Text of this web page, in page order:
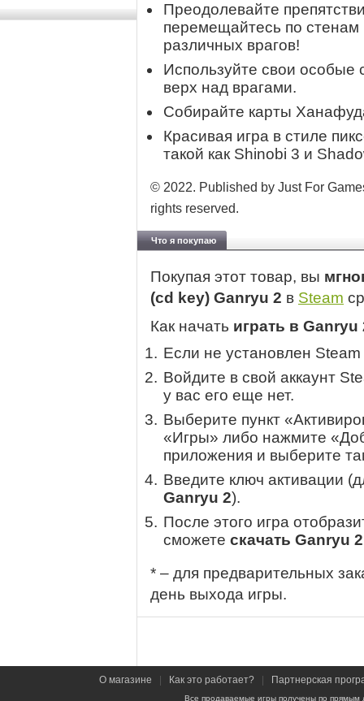
Преодолевайте
перемещайтесь по стенам
различных врагов!
Используйте свои особые
верх над врагами.
Собирайте карты
Красивая игра в стиле
такой как Shinobi 3 и
© 2022. Published by Just For
rights reserved.
Что я покупаю
Покупая этот товар, вы
(cd key) Ganryu 2 в Steam
Как начать играть в Ganryu
Если не установлен
Войдите в свой аккаунт
у вас его еще нет.
Выберите пункт
«Игры» либо нажмите
приложения и выберите
Введите ключ активации
Ganryu 2).
После этого игра
сможете скачать Ganryu 2
* – для предварительных
день выхода игры.
О магазине Как это работает? Партнерская
Все продаваемые игры получены по